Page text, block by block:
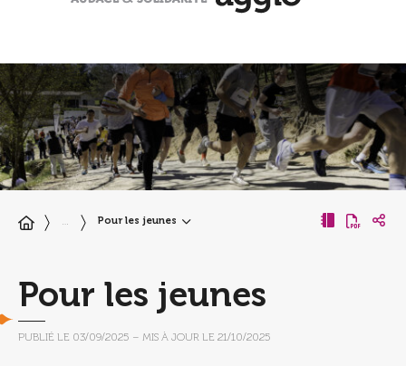
… Pour les jeunes
Pour les jeunes
PUBLIÉ LE 03/09/2025 – MIS À JOUR LE 21/10/2025